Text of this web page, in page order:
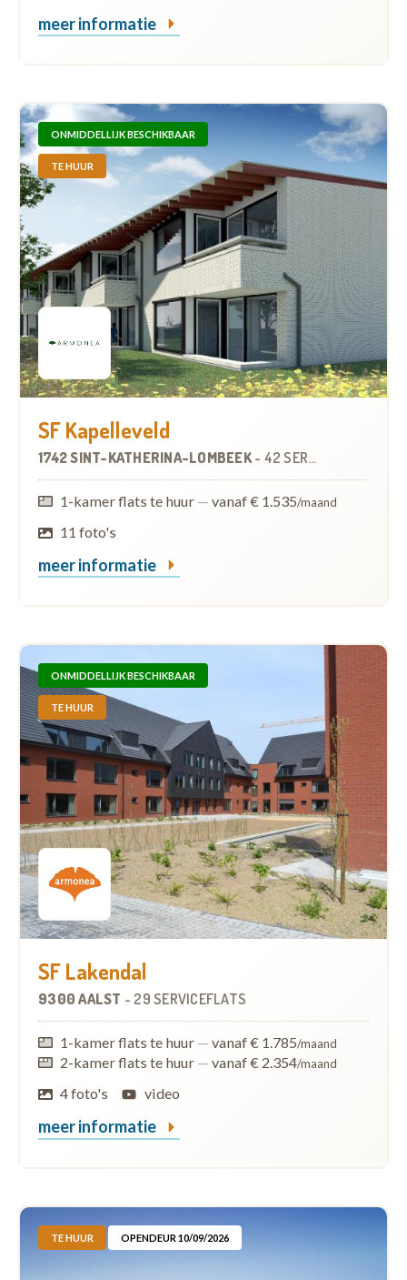
meer informatie
ONMIDDELLIJK BESCHIKBAAR
TE HUUR
SF Kapelleveld
1742 SINT-KATHERINA-LOMBEEK- 42 SERVICEFLATS
1-kamer flats te huur — vanaf € 1.535/maand
11 foto's
meer informatie
ONMIDDELLIJK BESCHIKBAAR
TE HUUR
SF Lakendal
9300 AALST - 29 SERVICEFLATS
1-kamer flats te huur — vanaf € 1.785/maand
2-kamer flats te huur — vanaf € 2.354/maand
4 foto's video
meer informatie
TE HUUR OPENDEUR 10/09/2026